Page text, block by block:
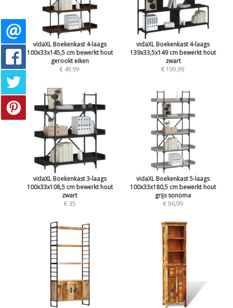
vidaXL Boekenkast 4-laags
100x33x145,5 cm bewerkt hout
gerookt eiken
€ 49,99
vidaXL Boekenkast 4-laags
139x33,5x149 cm bewerkt hout
zwart
€ 199,99
vidaXL Boekenkast 3-laags
100x33x108,5 cm bewerkt hout
zwart
€ 35
vidaXL Boekenkast 5-laags
100x33x180,5 cm bewerkt hout
grijs sonoma
€ 96,99